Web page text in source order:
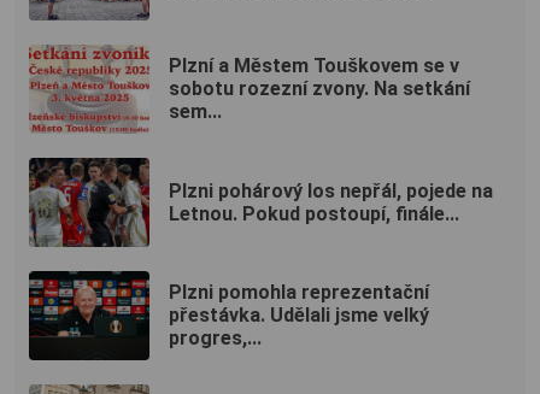
Plzní a Městem Touškovem se v
sobotu rozezní zvony. Na setkání
sem...
Plzni pohárový los nepřál, pojede na
Letnou. Pokud postoupí, finále...
Plzni pomohla reprezentační
přestávka. Udělali jsme velký
progres,...